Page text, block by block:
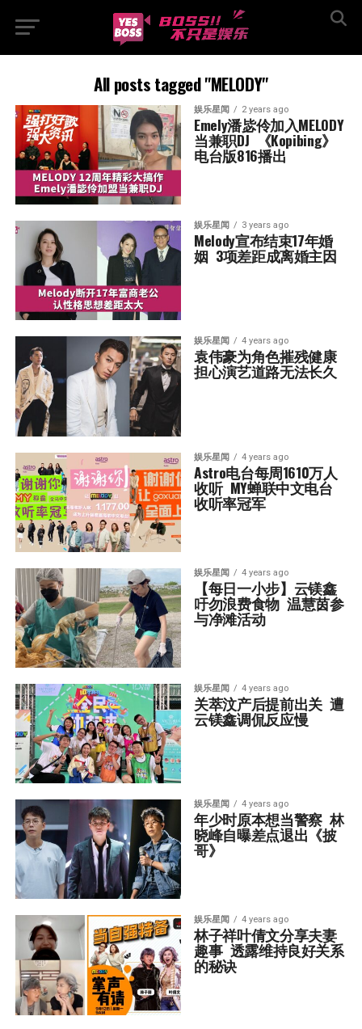
All posts tagged "MELODY"
娱乐星闻 2 years ago
Emely潘毖伶加入MELODY
当兼职DJ  《Kopibing》
电台版816播出
娱乐星闻 3 years ago
Melody宣布结束17年婚
姻  3项差距成离婚主因
娱乐星闻 4 years ago
袁伟豪为角色摧残健康
担心演艺道路无法长久
娱乐星闻 4 years ago
Astro电台每周1610万人
收听  MY蝉联中文电台
收听率冠军
娱乐星闻 4 years ago
【每日一小步】云镁鑫
吁勿浪费食物  温慧茵参
与净滩活动
娱乐星闻 4 years ago
关萃汶产后提前出关  遭
云镁鑫调侃反应慢
娱乐星闻 4 years ago
年少时原本想当警察  林
晓峰自曝差点退出《披
哥》
娱乐星闻 4 years ago
林子祥叶倩文分享夫妻
趣事  透露维持良好关系
的秘诀